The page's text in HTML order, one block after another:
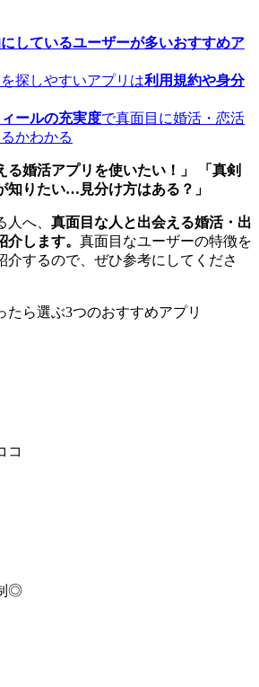
しているユーザーが多いおすすめア
探しやすいアプリは利用規約や身分
ールの充実度で真面目に婚活・恋活
かわかる
る婚活アプリを使いたい！」 「真剣
知りたい…見分け方はある？」
へ、 真面目な人と出会える婚活・出
します。 真面目なユーザーの特徴を
介するので、ぜひ参考にしてくださ
たら選ぶ3つのおすすめアプリ
コ
◎